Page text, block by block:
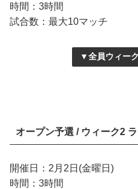
時間：3時間
試合数：最大10マッチ
▼全員ウィー
オープン予選 / ウィーク2
開催日：2月2日(金曜日)
時間：3時間